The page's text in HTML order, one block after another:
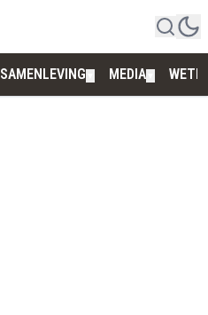
SAMENLEVING MEDIA